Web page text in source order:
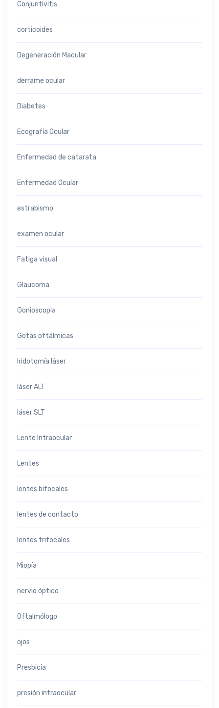
Conjuntivitis
corticoides
Degeneración Macular
derrame ocular
Diabetes
Ecografía Ocular
Enfermedad de catarata
Enfermedad Ocular
estrabismo
examen ocular
Fatiga visual
Glaucoma
Gonioscopia
Gotas oftálmicas
Iridotomía láser
láser ALT
láser SLT
Lente Intraocular
Lentes
lentes bifocales
lentes de contacto
lentes trifocales
Miopía
nervio óptico
Oftalmólogo
ojos
Presbicia
presión intraocular